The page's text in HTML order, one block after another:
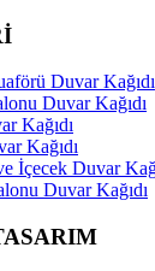
Duvar Kağıdı
Duvar Kağıdı
Kağıdı
Kağıdı
İçecek Duvar
Duvar Kağıdı